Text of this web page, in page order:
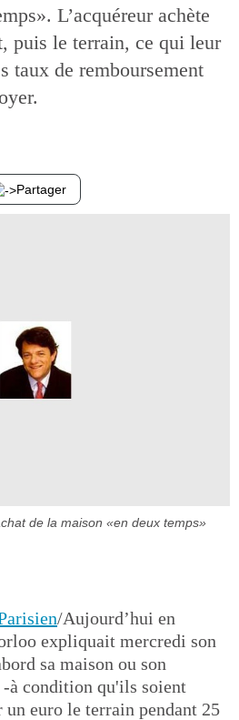
L’acquéreur achète
puis le terrain, ce qui leur
taux de remboursement
Partager
de la maison «en deux temps»
/Aujourd’hui en
expliquait mercredi son
sa maison ou son
à condition qu'ils soient
euro le terrain pendant 25